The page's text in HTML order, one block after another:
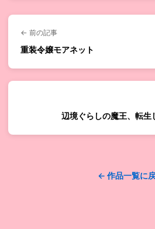
← 前の記事
重装令嬢モアネット
辺境ぐらしの魔王、転生
← 作品一覧に